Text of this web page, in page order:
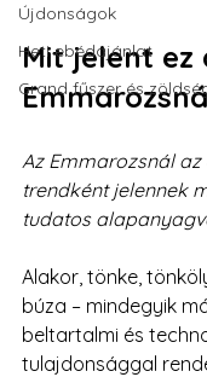
Újdonságok
Heti ebédajánlat
Grand fűszer és
Mit jelent ez
Az Emmarozsnál
trendként jelennek
tudatos
Alakor, tönke,
búza – mindegyik
beltartalmi és
tulajdonsággal